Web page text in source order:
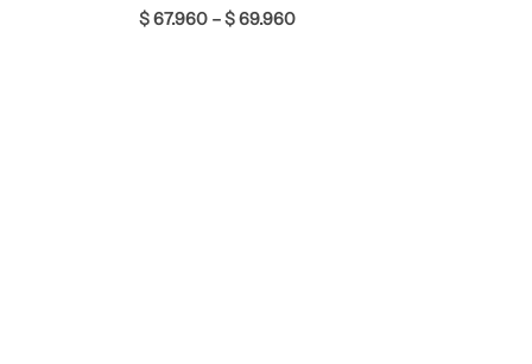
$67.960 –$69.960